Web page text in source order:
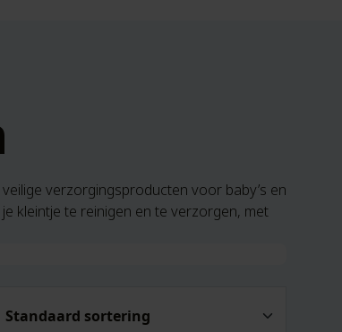
verzorgingsproducten voor baby’s en
kleintje te reinigen en te verzorgen, met